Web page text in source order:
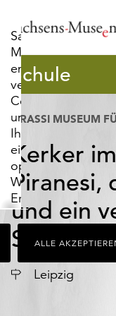
Sachsens-
Museen-
entdecken.de
verwendet
Cookies,
um
Ihnen
ein
optimales
Webseiten-
Erlebnis
zu
bieten.
Dazu
zählen
Cookies,
ALLE
Schule
GRASSI MUSEUM
Kerker
Piranesi,
und ein
Schloss
Ort Leipzig